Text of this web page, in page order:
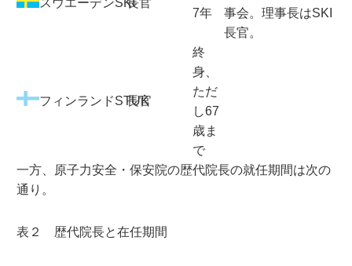
7年
事会。理事長はSKI
長官。
フィンランドSTUK
長官
終
身、
ただ
し67
歳ま
で
一方、原子力安全・保安院の歴代院長の就任期間は次の
通り。
表２ 歴代院長と在任期間